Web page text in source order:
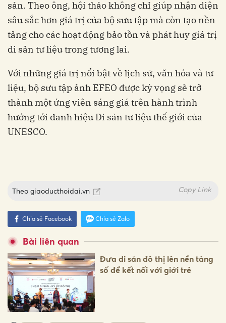
sản. Theo ông, hội thảo không chỉ giúp nhận diện
sâu sắc hơn giá trị của bộ sưu tập mà còn tạo nền
tảng cho các hoạt động bảo tồn và phát huy giá trị
di sản tư liệu trong tương lai.
Với những giá trị nổi bật về lịch sử, văn hóa và tư
liệu, bộ sưu tập ảnh EFEO được kỳ vọng sẽ trở
thành một ứng viên sáng giá trên hành trình
hướng tới danh hiệu Di sản tư liệu thế giới của
UNESCO.
Theo giaoducthoidai.vn Copy Link
Chia sẻ Facebook Chia sẻ Zalo
Bài liên quan
Đưa di sản đô thị lên nền tảng
số để kết nối với giới trẻ